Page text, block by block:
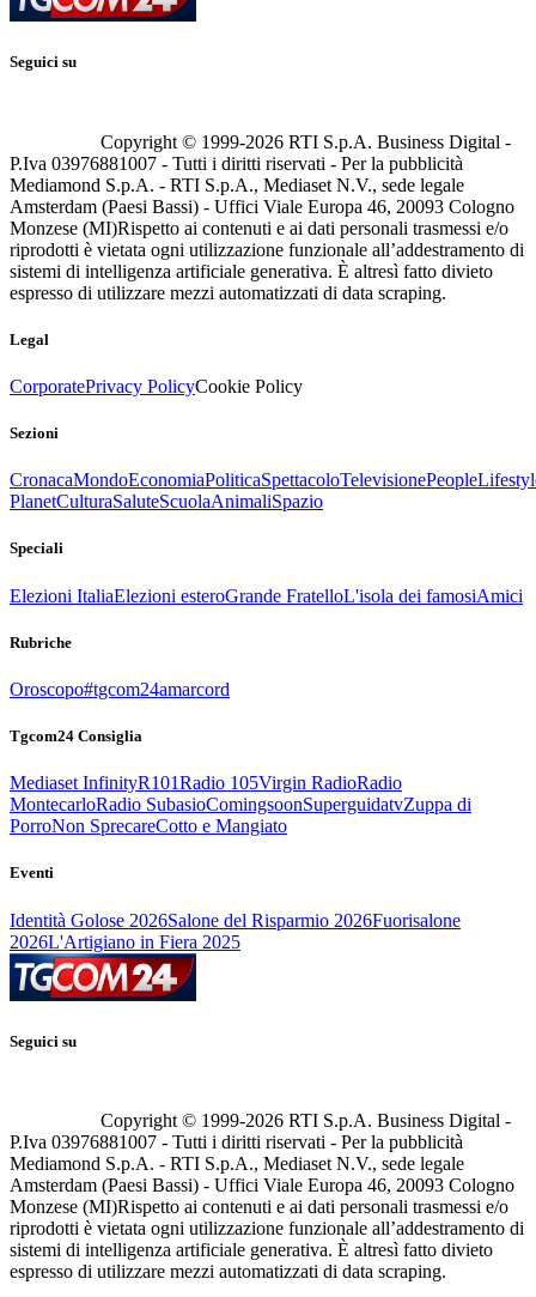
Seguici su
Copyright © 1999-2026 RTI S.p.A. Business Digital -
P.Iva 03976881007 - Tutti i diritti riservati - Per la pubblicità
Mediamond S.p.A. - RTI S.p.A., Mediaset N.V., sede legale
Amsterdam (Paesi Bassi) - Uffici Viale Europa 46, 20093 Cologno
Monzese (MI)Rispetto ai contenuti e ai dati personali trasmessi e/o
riprodotti è vietata ogni utilizzazione funzionale all’addestramento di
sistemi di intelligenza artificiale generativa. È altresì fatto divieto
espresso di utilizzare mezzi automatizzati di data scraping.
Legal
CorporatePrivacy PolicyCookie Policy
Sezioni
CronacaMondoEconomiaPoliticaSpettacoloTelevisionePeople
PlanetCulturaSaluteScuolaAnimaliSpazio
Speciali
Elezioni ItaliaElezioni esteroGrande FratelloL'isola dei famosiAmici
Rubriche
Oroscopo#tgcom24amarcord
Tgcom24 Consiglia
Mediaset InfinityR101Radio 105Virgin RadioRadio
MontecarloRadio SubasioComingsoonSuperguidatvZuppa di
PorroNon SprecareCotto e Mangiato
Eventi
Identità Golose 2026Salone del Risparmio 2026Fuorisalone
2026L'Artigiano in Fiera 2025
Seguici su
Copyright © 1999-2026 RTI S.p.A. Business Digital -
P.Iva 03976881007 - Tutti i diritti riservati - Per la pubblicità
Mediamond S.p.A. - RTI S.p.A., Mediaset N.V., sede legale
Amsterdam (Paesi Bassi) - Uffici Viale Europa 46, 20093 Cologno
Monzese (MI)Rispetto ai contenuti e ai dati personali trasmessi e/o
riprodotti è vietata ogni utilizzazione funzionale all’addestramento di
sistemi di intelligenza artificiale generativa. È altresì fatto divieto
espresso di utilizzare mezzi automatizzati di data scraping.